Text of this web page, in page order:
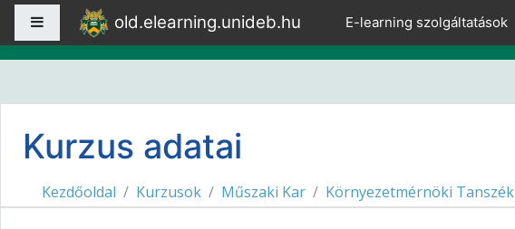
Tovább a fő tartalomhoz
Oldalpanel old.elearning.unideb.hu E-learning szolgáltatások
Kurzus adatai
Kezdőoldal Kurzusok Műszaki Kar Környezetmérnöki Tanszék